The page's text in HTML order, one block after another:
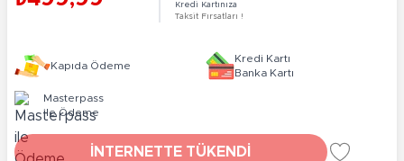
Kredi Kartınıza
Taksit Fırsatları !
Kapıda Ödeme
Kredi Kartı
Banka Kartı
Masterpass
ile Ödeme
İNTERNETTE TÜKENDİ